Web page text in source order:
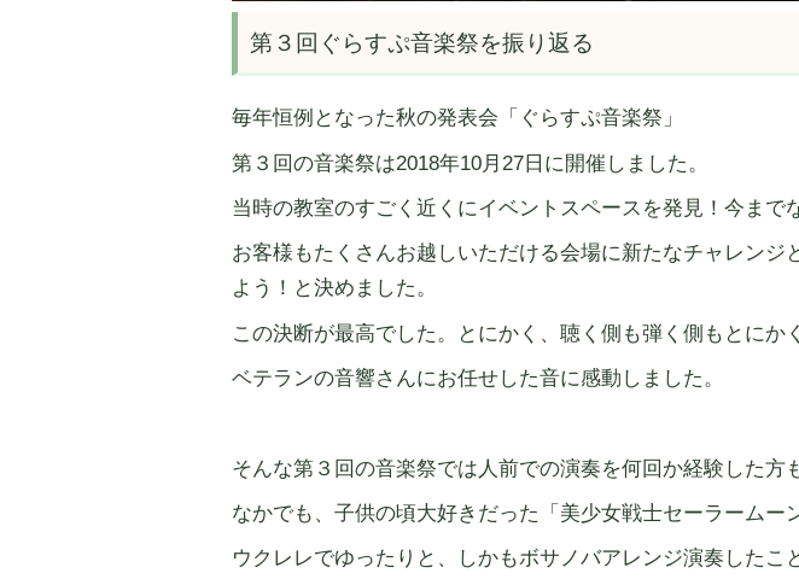
第３回ぐらすぷ音楽祭を振り返る
毎年恒例となった秋の発表会「ぐらすぷ音楽祭」
第３回の音楽祭は2018年10月27日に開催しました。
当時の教室のすごく近くにイベントスペースを発見！今まで
お客様もたくさんお越しいただける会場に新たなチャレンジ
よう！と決めました。
この決断が最高でした。とにかく、聴く側も弾く側もとにか
ベテランの音響さんにお任せした音に感動しました。
そんな第３回の音楽祭では人前での演奏を何回か経験した方
なかでも、子供の頃大好きだった「美少女戦士セーラーム
ウクレレでゆったりと、しかもボサノバアレンジ演奏したこ